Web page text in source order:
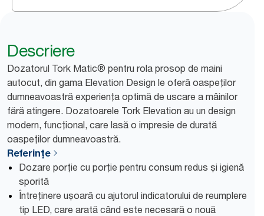
Descriere
Dozatorul Tork Matic® pentru rola prosop de maini
autocut, din gama Elevation Design le oferă oaspeților
dumneavoastră experiența optimă de uscare a mâinilor
fără atingere. Dozatoarele Tork Elevation au un design
modern, funcțional, care lasă o impresie de durată
oaspeților dumneavoastră.
Referințe
Dozare porție cu porție pentru consum redus și igienă
sporită
Întreținere ușoară cu ajutorul indicatorului de reumplere
tip LED, care arată când este necesară o nouă